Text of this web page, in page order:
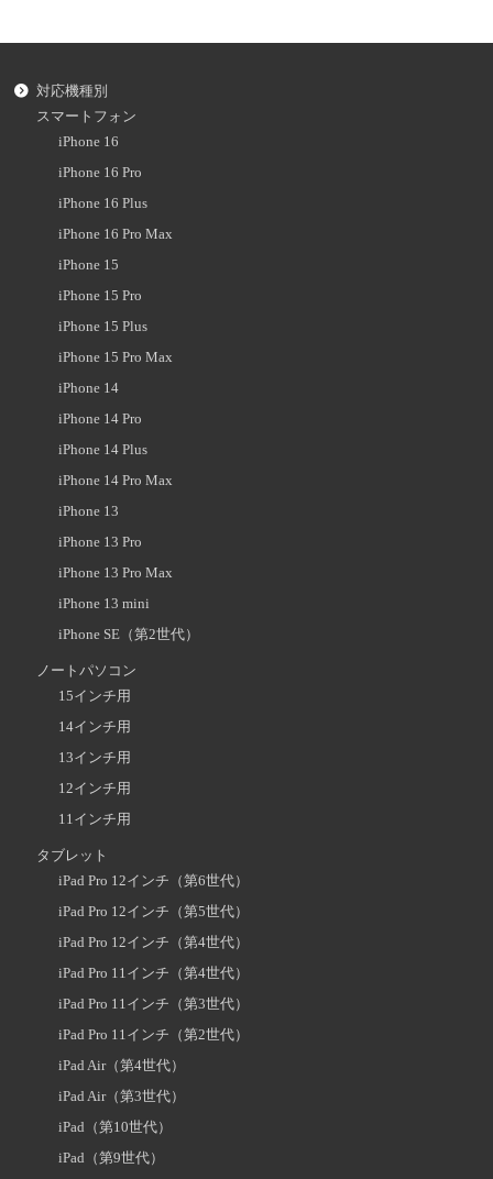
対応機種別
スマートフォン
iPhone 16
iPhone 16 Pro
iPhone 16 Plus
iPhone 16 Pro Max
iPhone 15
iPhone 15 Pro
iPhone 15 Plus
iPhone 15 Pro Max
iPhone 14
iPhone 14 Pro
iPhone 14 Plus
iPhone 14 Pro Max
iPhone 13
iPhone 13 Pro
iPhone 13 Pro Max
iPhone 13 mini
iPhone SE（第2世代）
ノートパソコン
15インチ用
14インチ用
13インチ用
12インチ用
11インチ用
タブレット
iPad Pro 12インチ（第6世代）
iPad Pro 12インチ（第5世代）
iPad Pro 12インチ（第4世代）
iPad Pro 11インチ（第4世代）
iPad Pro 11インチ（第3世代）
iPad Pro 11インチ（第2世代）
iPad Air（第4世代）
iPad Air（第3世代）
iPad（第10世代）
iPad（第9世代）